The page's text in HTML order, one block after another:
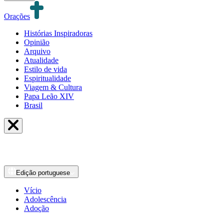
Orações
Histórias Inspiradoras
Opinião
Arquivo
Atualidade
Estilo de vida
Espiritualidade
Viagem & Cultura
Papa Leão XIV
Brasil
Edição portuguese
Vício
Adolescência
Adoção